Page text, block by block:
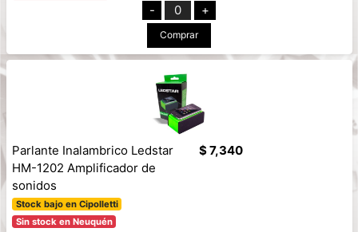
- 0 +
Comprar
Parlante Inalambrico Ledstar
HM-1202 Amplificador de
sonidos
Stock bajo en Cipolletti
Sin stock en Neuquén
$ 7,340